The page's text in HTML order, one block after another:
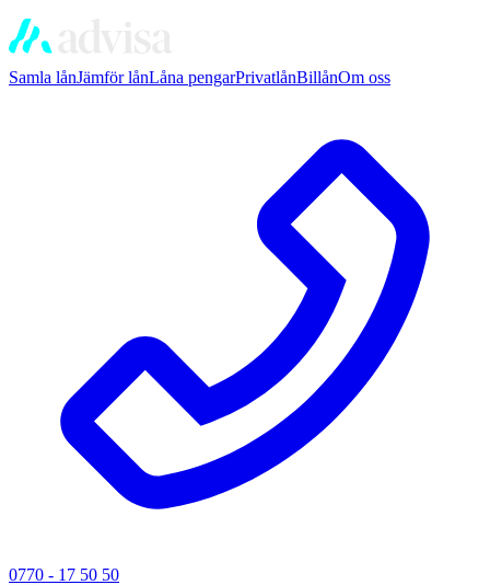
Samla lånJämför lånLåna pengarPrivatlånBillånOm oss
0770 - 17 50 50